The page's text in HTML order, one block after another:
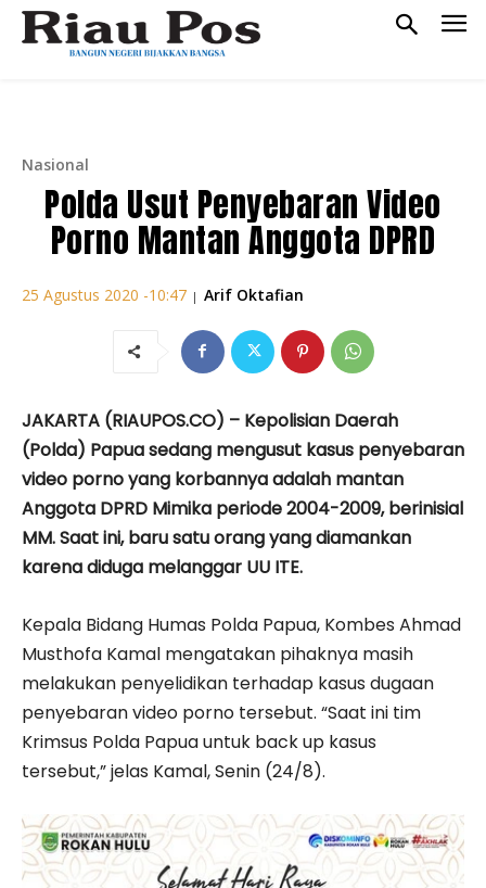
Nasional
Polda Usut Penyebaran Video
Porno Mantan Anggota DPRD
25 Agustus 2020 -10:47 | Arif Oktafian
JAKARTA (RIAUPOS.CO) – Kepolisian Daerah
(Polda) Papua sedang mengusut kasus penyebaran
video porno yang korbannya adalah mantan
Anggota DPRD Mimika periode 2004-2009, berinisial
MM. Saat ini, baru satu orang yang diamankan
karena diduga melanggar UU ITE.
Kepala Bidang Humas Polda Papua, Kombes Ahmad
Musthofa Kamal mengatakan pihaknya masih
melakukan penyelidikan terhadap kasus dugaan
penyebaran video porno tersebut. “Saat ini tim
Krimsus Polda Papua untuk back up kasus
tersebut,” jelas Kamal, Senin (24/8).